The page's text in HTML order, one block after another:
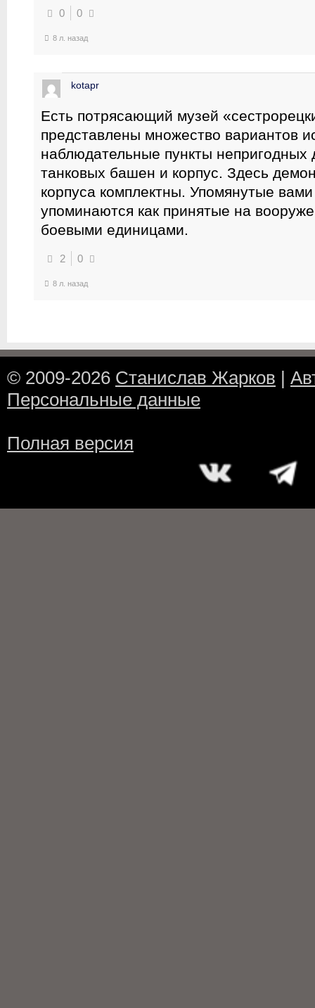
0 0
8 л. назад
kotapr
Есть потрясающий музей
представлены множество вариантов
наблюдательные пункты непригодных
танковых башен и корпус. Здесь
корпуса комплектны. Упомянутые
упоминаются как принятые на
боевыми единицами.
2 0
8 л. назад
© 2009-2026 Станислав Жарков |
Персональные данные
Полная версия